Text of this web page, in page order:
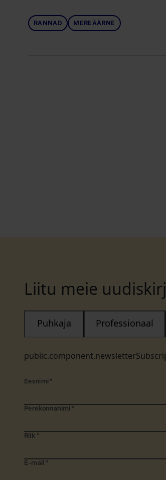
RANNAD MEREÄÄRNE
Liitu meie
Puhkaja Professionaal
Eesnimi *
Perekonnanimi *
Riik *
E-mail *